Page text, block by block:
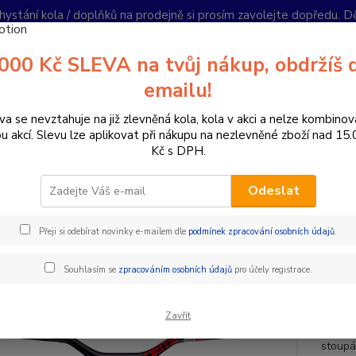
kola / doplňků na prodejně si prosím zavolejte dopředu.
Hledat
PO-
DEITY ŘIDÍTKA
ŘIDÍTKA HIGHSIDE 31,8 MM
na
život
Kč SLEVA na tvůj nákup, obdržíš
emailu!
se nevztahuje na již zlevněná kola, kola v akci a nelze
akcí. Slevu lze aplikovat při nákupu na nezlevněné zboží nad
Kč s DPH.
Odeslat
Přeji si odebírat novinky e-mailem dle podmínek zpracování osobních údajů.
Souhlasím se zpracováním osobních údajůpro účely registrace.
Zavřít